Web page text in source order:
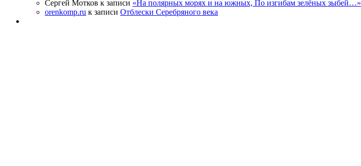
Сергей Мотков к записи «На полярных морях и на южных, По изгибам зелёных зыбей…»
orenkomp.ru к записи Отблески Серебряного века